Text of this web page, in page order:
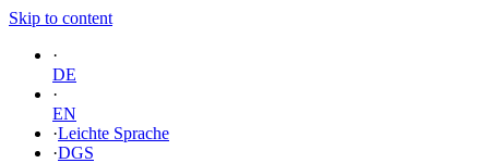
Skip to content
·
DE
·
EN
·Leichte Sprache
·DGS